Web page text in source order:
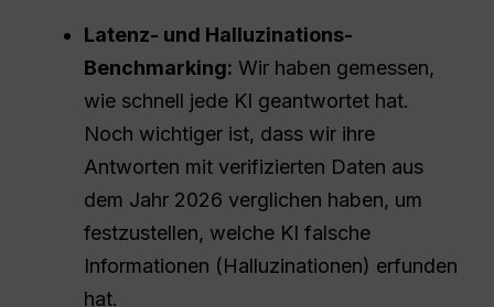
Latenz- und Halluzinations-
Benchmarking: Wir haben gemessen,
wie schnell jede KI geantwortet hat.
Noch wichtiger ist, dass wir ihre
Antworten mit verifizierten Daten aus
dem Jahr 2026 verglichen haben, um
festzustellen, welche KI falsche
Informationen (Halluzinationen) erfunden
hat.